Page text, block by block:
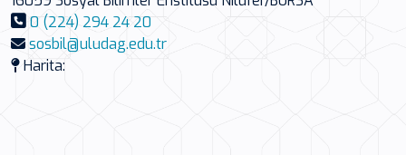
0 (224) 294 24 20
sosbil@uludag.edu.tr
Harita: